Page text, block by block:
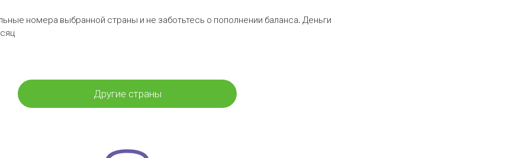
номера выбранной страны и не заботьтесь о пополнении баланса. Деньги
Другие страны